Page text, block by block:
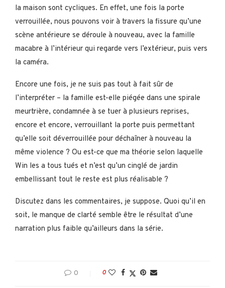
la maison sont cycliques. En effet, une fois la porte
verrouillée, nous pouvons voir à travers la fissure qu’une
scène antérieure se déroule à nouveau, avec la famille
macabre à l’intérieur qui regarde vers l’extérieur, puis vers
la caméra.
Encore une fois, je ne suis pas tout à fait sûr de
l’interpréter – la famille est-elle piégée dans une spirale
meurtrière, condamnée à se tuer à plusieurs reprises,
encore et encore, verrouillant la porte puis permettant
qu’elle soit déverrouillée pour déchaîner à nouveau la
même violence ? Ou est-ce que ma théorie selon laquelle
Win les a tous tués et n’est qu’un cinglé de jardin
embellissant tout le reste est plus réalisable ?
Discutez dans les commentaires, je suppose. Quoi qu’il en
soit, le manque de clarté semble être le résultat d’une
narration plus faible qu’ailleurs dans la série.
0 0